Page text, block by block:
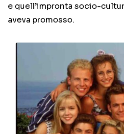
e quell’impronta socio-
aveva promosso.